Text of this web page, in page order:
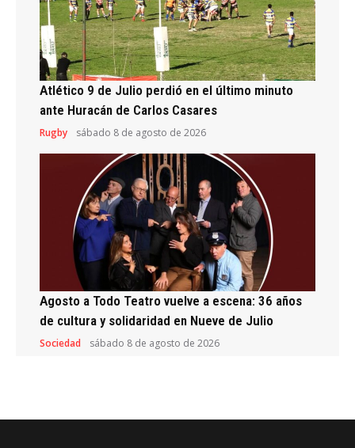
Atlético 9 de Julio perdió en el último minuto
ante Huracán de Carlos Casares
Rugby sábado 8 de agosto de 2026
Agosto a Todo Teatro vuelve a escena: 36 años
de cultura y solidaridad en Nueve de Julio
Sociedad sábado 8 de agosto de 2026